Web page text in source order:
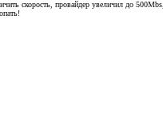
скорость, провайдер увеличил до